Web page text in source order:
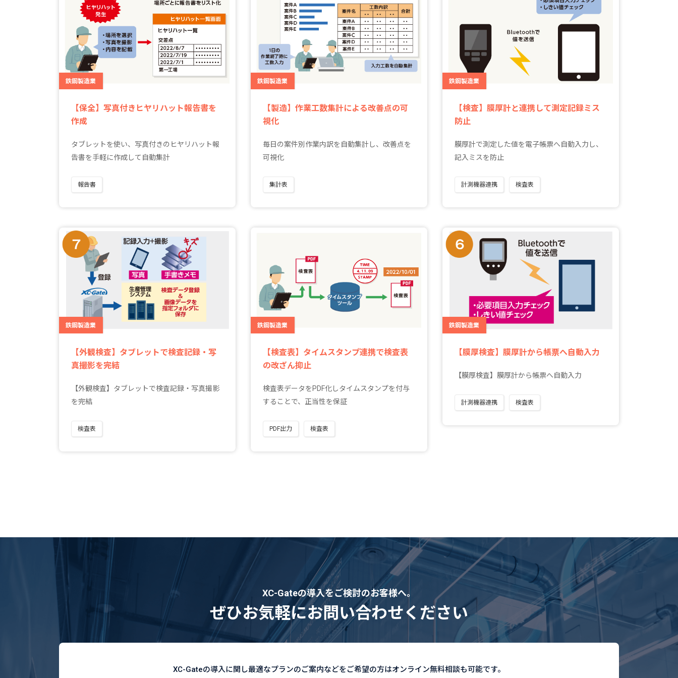
鉄鋼製造業
【保全】写真付きヒヤリハット報告書を
作成
タブレットを使い、写真付きのヒヤリハット報
告書を手軽に作成して自動集計
報告書
鉄鋼製造業
【製造】作業工数集計による改善点の可
視化
毎日の案件別作業内訳を自動集計し、改善点を
可視化
集計表
鉄鋼製造業
【検査】膜厚計と連携して測定記録ミス
防止
膜厚計で測定した値を電子帳票へ自動入力し、
記入ミスを防止
計測機器連携 検査表
鉄鋼製造業
【外観検査】タブレットで検査記録・写
真撮影を完結
【外観検査】タブレットで検査記録・写真撮影
を完結
検査表
鉄鋼製造業
【検査表】タイムスタンプ連携で検査表
の改ざん抑止
検査表データをPDF化しタイムスタンプを付与
することで、正当性を保証
PDF出力 検査表
鉄鋼製造業
【膜厚検査】膜厚計から帳票へ自動入力
【膜厚検査】膜厚計から帳票へ自動入力
計測機器連携 検査表
XC-Gateの導入をご検討のお客様へ。
ぜひお気軽にお問い合わせください
XC-Gateの導入に関し最適なプランのご案内などをご希望の方はオンライン無料相談も可能です。